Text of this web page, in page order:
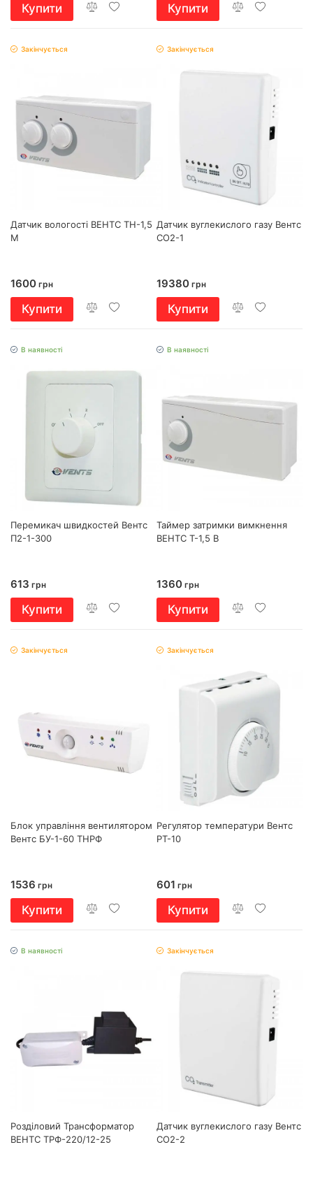
Купити Купити
Закінчується
Датчик вологості ВЕНТС ТН-1,5
М
1600 грн
Купити
Закінчується
Датчик вуглекислого газу Вентс
СО2-1
19380 грн
Купити
В наявності
Перемикач швидкостей Вентс
П2-1-300
613 грн
Купити
В наявності
Таймер затримки вимкнення
ВЕНТС Т-1,5 В
1360 грн
Купити
Закінчується
Блок управління вентилятором
Вентс БУ-1-60 ТНРФ
1536 грн
Купити
Закінчується
Регулятор температури Вентс
РТ-10
601 грн
Купити
В наявності
Розділовий Трансформатор
ВЕНТС ТРФ-220/12-25
Закінчується
Датчик вуглекислого газу Вентс
СО2-2